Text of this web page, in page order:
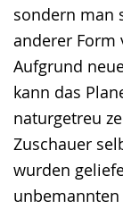
sondern man
anderer Form
Aufgrund
kann das
naturgetreu
Zuschauer
wurden